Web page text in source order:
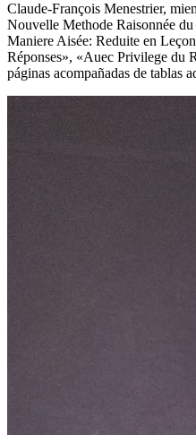
Claude-François Menestrier,
Nouvelle Methode Raisonnée
Maniere Aisée: Reduite en
Réponses», «Auec Privilege du
páginas acompañadas de tablas